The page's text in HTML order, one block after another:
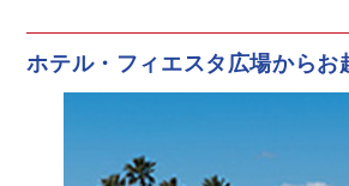
ホテル・フィエスタ広場からお